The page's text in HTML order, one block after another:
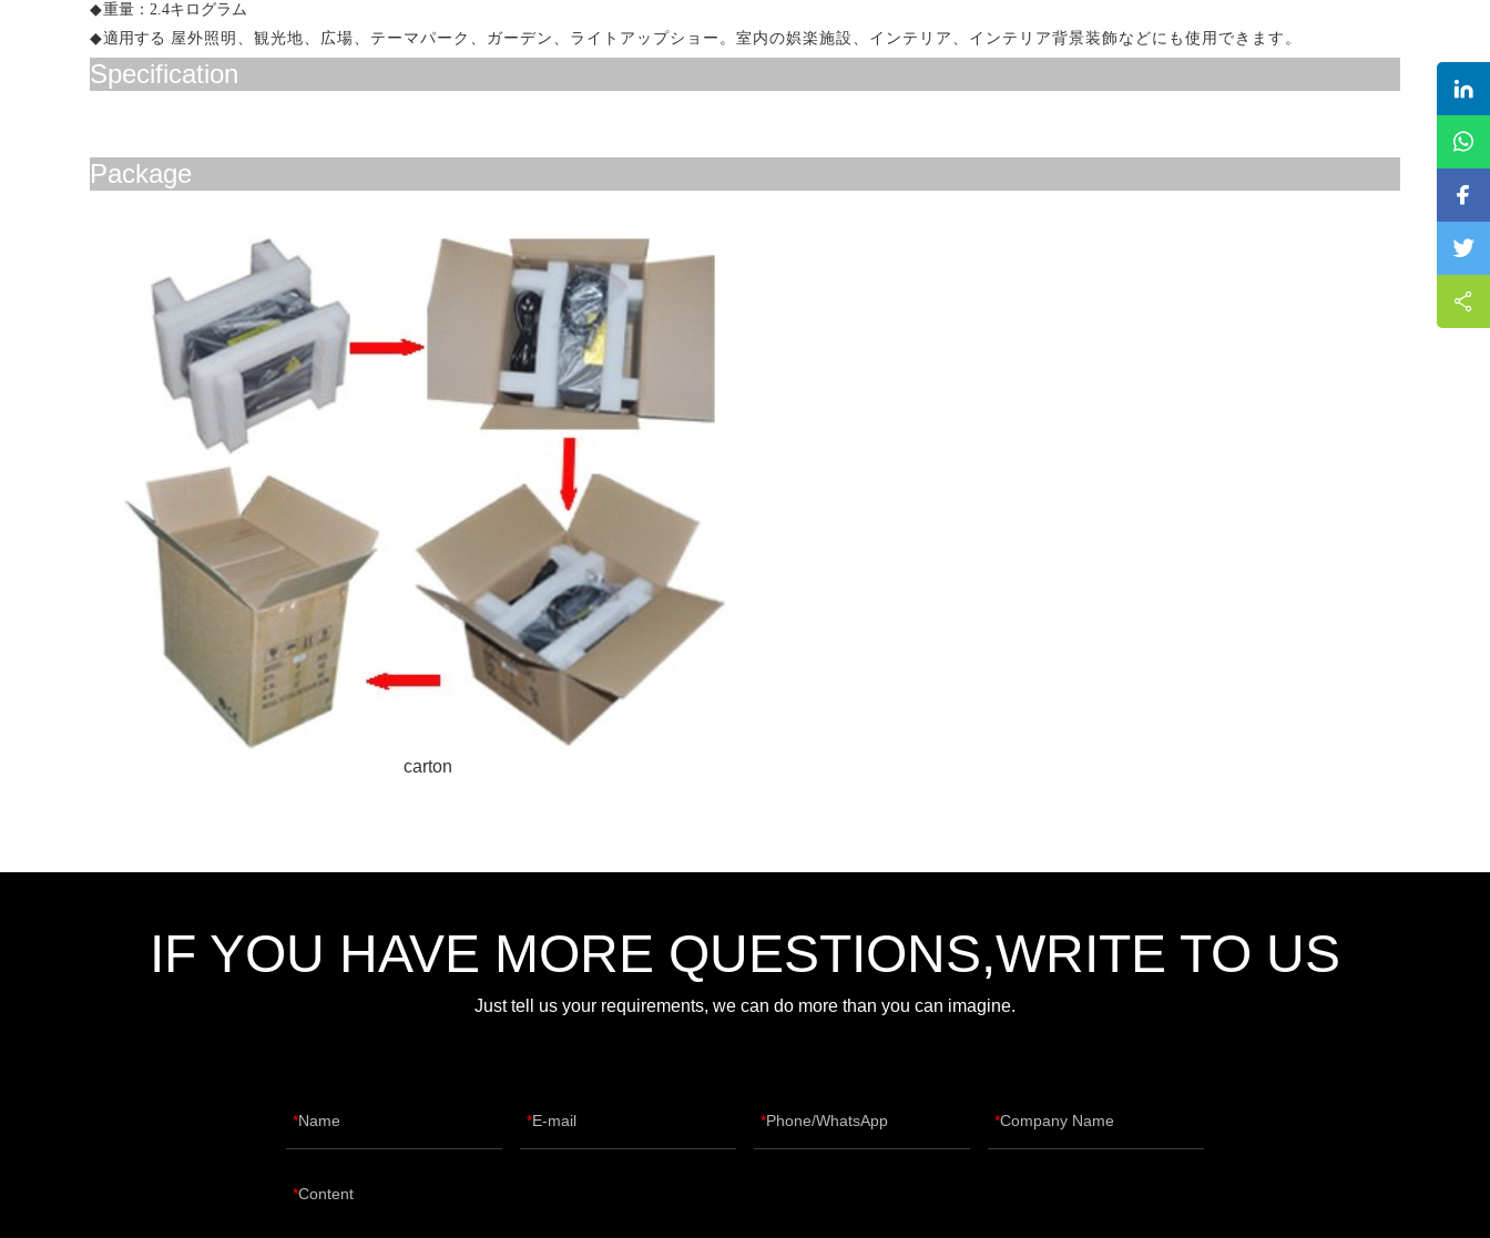
◆重量： 2.4キログラム
◆適用する 屋外照明、観光地、広場、テーマパーク、ガーデン、ライトアップショー。室内の娯楽施設、インテリア、インテリア背景装飾などにも使用できます。
Specification
Package
carton
IF YOU HAVE MORE QUESTIONS,WRITE TO US
Just tell us your requirements, we can do more than you can imagine.
Name E-mail Phone/WhatsApp Company Name
Content